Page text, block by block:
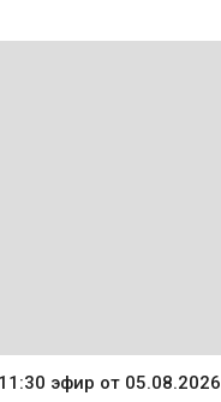
эфир от 05.08.2026